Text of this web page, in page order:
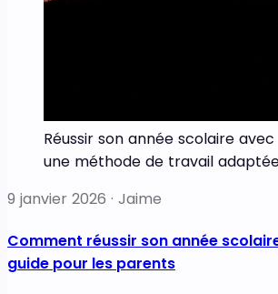
Réussir son année scolaire avec
une méthode de travail
9 janvier 2026 · Jaime
Comment réussir son année
guide pour les parents